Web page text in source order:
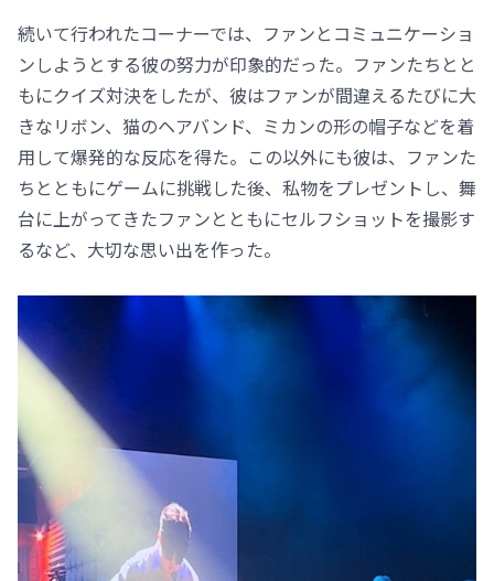
続いて行われたコーナーでは、ファンとコミュニケーショ
ンしようとする彼の努力が印象的だった。ファンたちとと
もにクイズ対決をしたが、彼はファンが間違えるたびに大
きなリボン、猫のヘアバンド、ミカンの形の帽子などを着
用して爆発的な反応を得た。この以外にも彼は、ファンた
ちとともにゲームに挑戦した後、私物をプレゼントし、舞
台に上がってきたファンとともにセルフショットを撮影す
るなど、大切な思い出を作った。